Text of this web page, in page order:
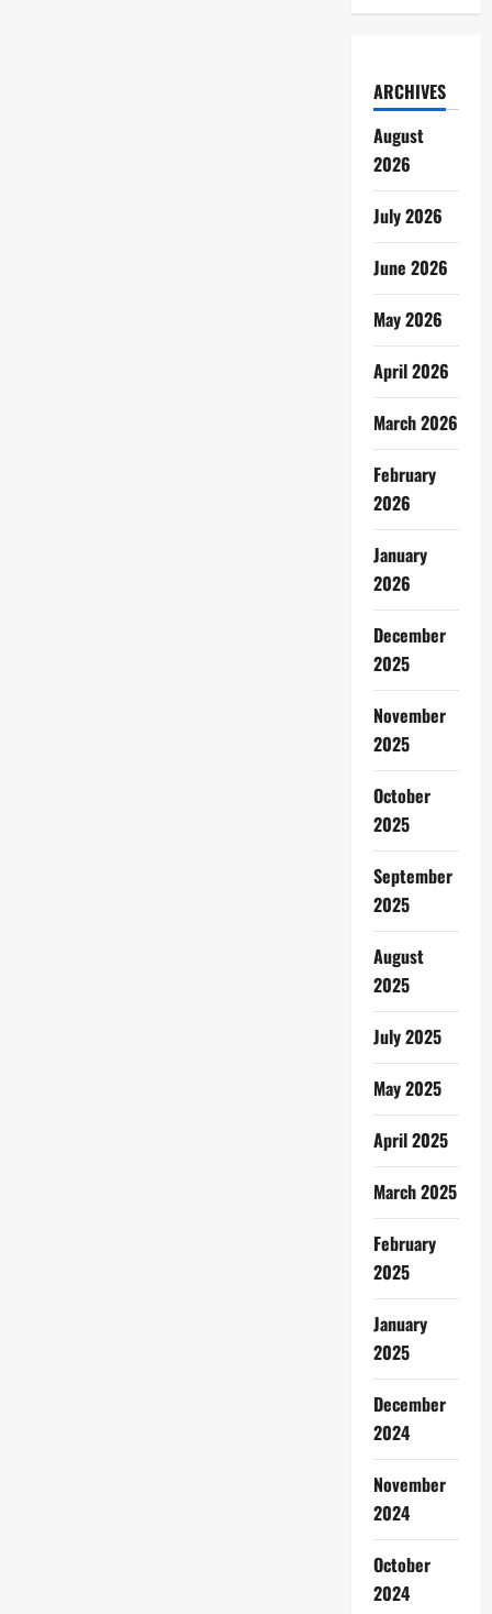
ARCHIVES
August
2026
July 2026
June 2026
May 2026
April 2026
March 2026
February
2026
January
2026
December
2025
November
2025
October
2025
September
2025
August
2025
July 2025
May 2025
April 2025
March 2025
February
2025
January
2025
December
2024
November
2024
October
2024